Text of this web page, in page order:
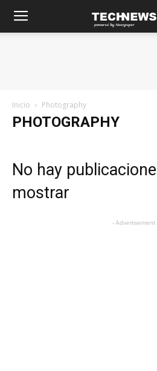
Inicio Photography
PHOTOGRAPHY
No hay
mostrar
- Advertisement